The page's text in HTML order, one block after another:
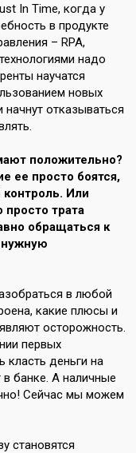
In Time, когда у
в продукте
– RPA,
надо
научатся
новых
отказываться
положительно?
ее просто боятся,
Или
просто трата
обращаться к
нужную
в любой
какие плюсы и
осторожность.
первых
класть деньги на
банке. А наличные
Сейчас мы можем
становятся